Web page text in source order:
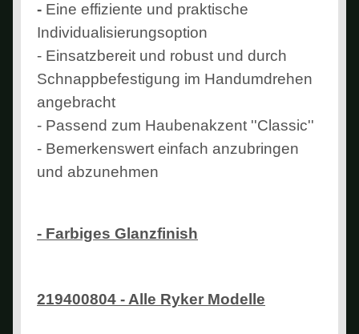
- Eine effiziente und praktische
Individualisierungsoption
- Einsatzbereit und robust und durch
Schnappbefestigung im Handumdrehen
angebracht
- Passend zum Haubenakzent ''Classic''
- Bemerkenswert einfach anzubringen
und abzunehmen
- Farbiges Glanzfinish
219400804 - Alle Ryker Modelle